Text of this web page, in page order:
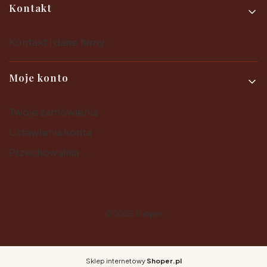
Kontakt
Moje konto
Sklep internetowy Shoper.pl